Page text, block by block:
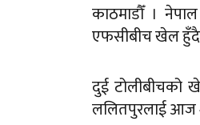
काठमाडौँ ।
एफसीबीच खेल
दुई टोलीबीचको
ललितपुरलाई आज